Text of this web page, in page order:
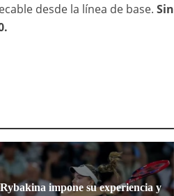
desde la línea de base. Sin
Rybakina impone su experiencia y